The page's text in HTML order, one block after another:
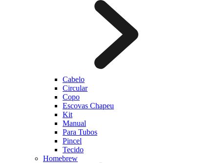
Cabelo
Circular
Copo
Escovas Chapeu
Kit
Manual
Para Tubos
Pincel
Tecido
Homebrew